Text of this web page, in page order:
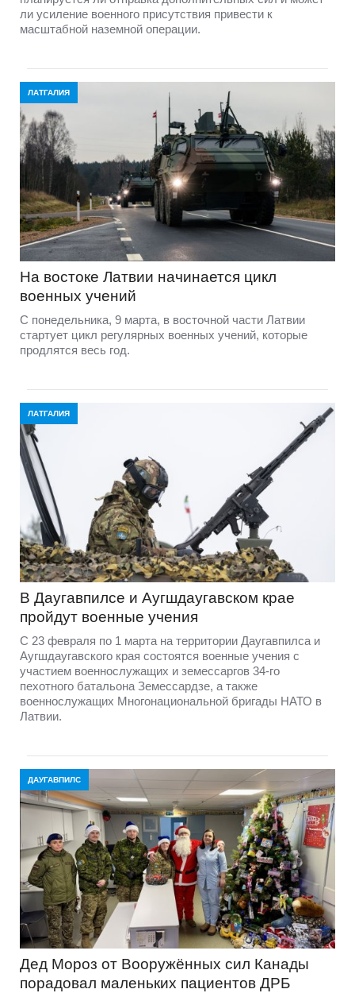
ли усиление военного присутствия привести к
масштабной наземной операции.
ЛАТГАЛИЯ
На востоке Латвии начинается цикл
военных учений
С понедельника, 9 марта, в восточной части Латвии
стартует цикл регулярных военных учений, которые
продлятся весь год.
ЛАТГАЛИЯ
В Даугавпилсе и Аугшдаугавском крае
пройдут военные учения
С 23 февраля по 1 марта на территории Даугавпилса и
Аугшдаугавского края состоятся военные учения с
участием военнослужащих и земессаргов 34-го
пехотного батальона Земессардзе, а также
военнослужащих Многонациональной бригады НАТО в
Латвии.
ДАУГАВПИЛС
Дед Мороз от Вооружённых сил Канады
порадовал маленьких пациентов ДРБ